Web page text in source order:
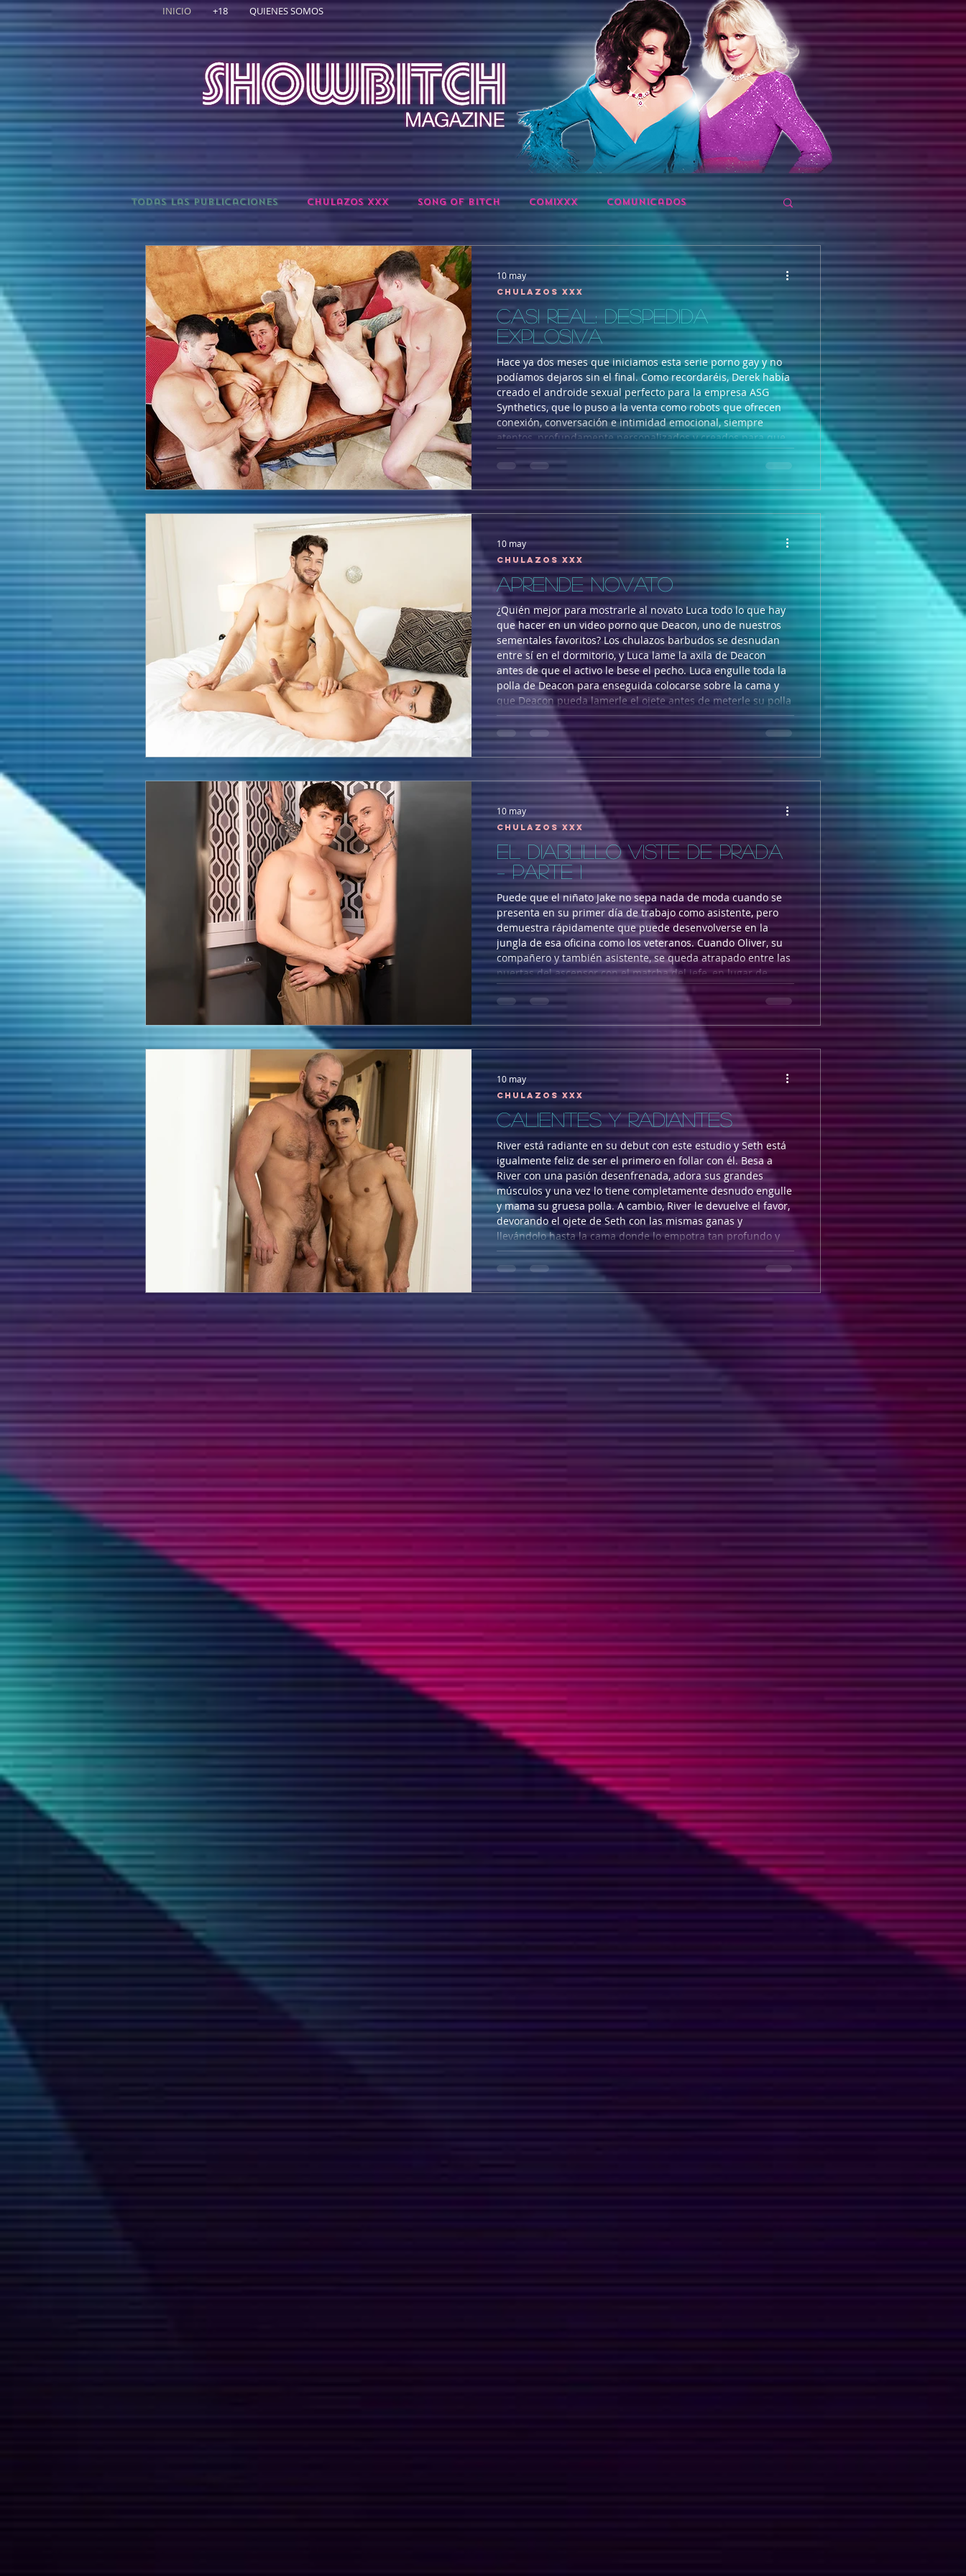
INICIO +18 QUIENES SOMOS
All-New
Todas las publicaciones Chulazos XXX Song of Bitch ComiXXX Comunicados
CASI REAL: DESPEDIDA
EXPLOSIVA
Hace ya dos meses que iniciamos esta serie porno gay y no
podíamos dejaros sin el final. Como recordaréis, Derek había
creado el androide sexual perfecto para la empresa ASG
Synthetics, que lo puso a la venta como robots que ofrecen
conexión, conversación e intimidad emocional, siempre
atentos, profundamente personalizados y creados para que
nunca nadie se sienta solo. Nico fue uno de los primeros en
comprar a Ryder, uno de esos androides, pero ha llegado el
momento de devolv
Chulazos XXX
10 may
APRENDE NOVATO
¿Quién mejor para mostrarle al novato Luca todo lo que hay
que hacer en un video porno que Deacon, uno de nuestros
sementales favoritos? Los chulazos barbudos se desnudan
entre sí en el dormitorio, y Luca lame la axila de Deacon
antes de que el activo le bese el pecho. Luca engulle toda la
polla de Deacon para enseguida colocarse sobre la cama y
que Deacon pueda lamerle el ojete antes de meterle su polla
dentro. Al pasivo le encanta que se lo follen rápido y a fondo,
y vuelve
Chulazos XXX
10 may
EL DIABLILLO VISTE DE PRADA
– PARTE 1
Puede que el niñato Jake no sepa nada de moda cuando se
presenta en su primer día de trabajo como asistente, pero
demuestra rápidamente que puede desenvolverse en la
jungla de esa oficina como los veteranos. Cuando Oliver, su
compañero y también asistente, se queda atrapado entre las
puertas del ascensor con el matcha del jefe, en lugar de
ayudarlo, Jake le coge las bebidas y se atribuye el mérito.
Oliver maldice al diablillo por joderlo y no literalmente, así
que su compañer
Chulazos XXX
10 may
CALIENTES Y RADIANTES
River está radiante en su debut con este estudio y Seth está
igualmente feliz de ser el primero en follar con él. Besa a
River con una pasión desenfrenada, adora sus grandes
músculos y una vez lo tiene completamente desnudo engulle
y mama su gruesa polla. A cambio, River le devuelve el favor,
devorando el ojete de Seth con las mismas ganas y
llevándolo hasta la cama donde lo empotra tan profundo y
bien que Seth lo llama "papi" entre gemido y gemido de
placer. Como el dínamo s
Chulazos XXX
10 may